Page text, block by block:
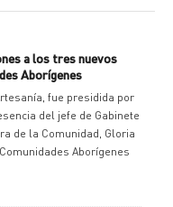
a los tres nuevos
Aborígenes
fue presidida por
del jefe de Gabinete
de la Comunidad, Gloria
Aborígenes